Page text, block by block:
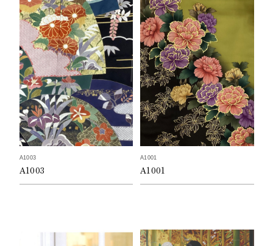
A1003
A1003
A1001
A1001